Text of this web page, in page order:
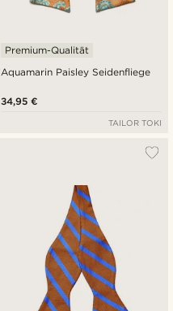
Aquamarin Paisley Seidenfliege
Premium-Qualität
34,95 €
TAILOR TOKI